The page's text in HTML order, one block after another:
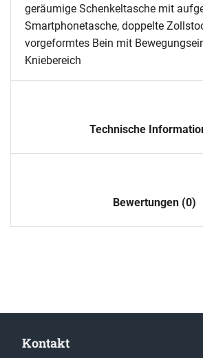
geräumige Schenkeltasche mit
Smartphonetasche, doppelte
vorgeformtes Bein mit
Kniebereich
Technische
Bewertungen (0)
Kontakt